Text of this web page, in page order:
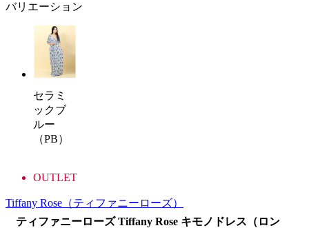
バリエーション
セラミ
ックブ
ルー
（PB）
OUTLET
Tiffany Rose （ティファニーローズ）
ティファニーローズ Tiffany Rose キモノドレス（ロン